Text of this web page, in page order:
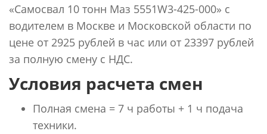
«Самосвал 10 тонн Маз 5551W3-425-000» с
водителем в Москве и Московской области по
цене от 2925 рублей в час или от 23397 рублей
за полную смену с НДС.
Условия расчета смен
Полная смена = 7 ч работы + 1 ч подача
техники.